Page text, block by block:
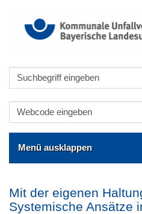
Menü ausklappen
Mit der eigenen
Systemische Ansätze